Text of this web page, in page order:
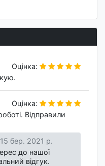
Оцінка:
Оцінка:
Відправили
15 бер. 2021 р.
до нашої
відгук.